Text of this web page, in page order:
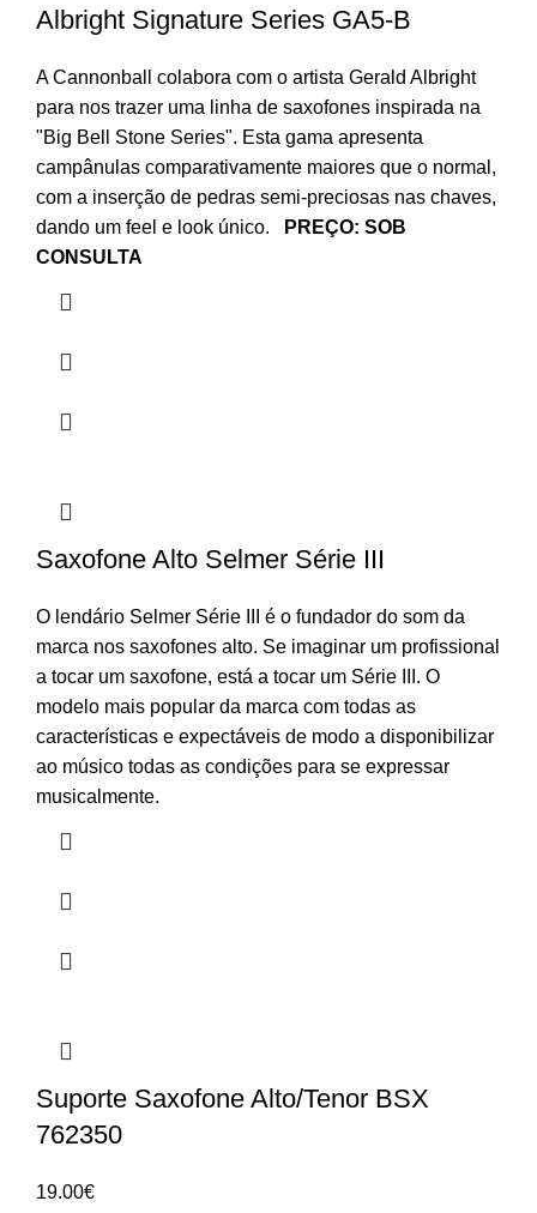
Albright Signature Series GA5-B
A Cannonball colabora com o artista Gerald Albright
para nos trazer uma linha de saxofones inspirada na
"Big Bell Stone Series". Esta gama apresenta
campânulas comparativamente maiores que o normal,
com a inserção de pedras semi-preciosas nas chaves,
dando um feel e look único.
PREÇO: SOB
CONSULTA
Saxofone Alto Selmer Série III
O lendário Selmer Série III é o fundador do som da
marca nos saxofones alto. Se imaginar um profissional
a tocar um saxofone, está a tocar um Série III. O
modelo mais popular da marca com todas as
características e expectáveis de modo a disponibilizar
ao músico todas as condições para se expressar
musicalmente.
Suporte Saxofone Alto/Tenor BSX
762350
19.00€